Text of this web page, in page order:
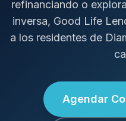
refinanciando o
inversa, Good Life
a los residentes de
Agendar